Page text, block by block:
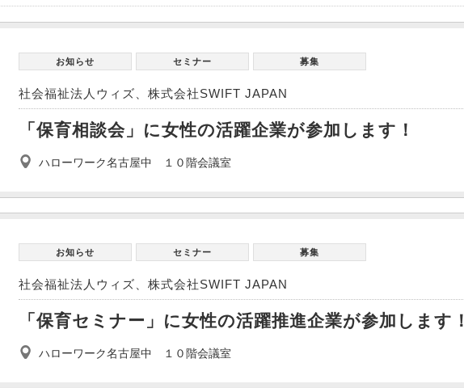
お知らせ セミナー 募集
社会福祉法人ウィズ、株式会社SWIFT JAPAN
「保育相談会」に女性の活躍企業が参加します！
ハローワーク名古屋中 １０階会議室
お知らせ セミナー 募集
社会福祉法人ウィズ、株式会社SWIFT JAPAN
「保育セミナー」に女性の活躍推進企業が参加します！
ハローワーク名古屋中 １０階会議室